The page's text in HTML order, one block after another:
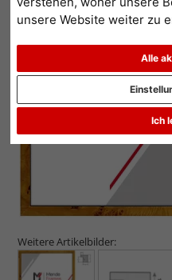
unsere Website weiter zu
Alle
Ich
Weitere Artikelbilder: